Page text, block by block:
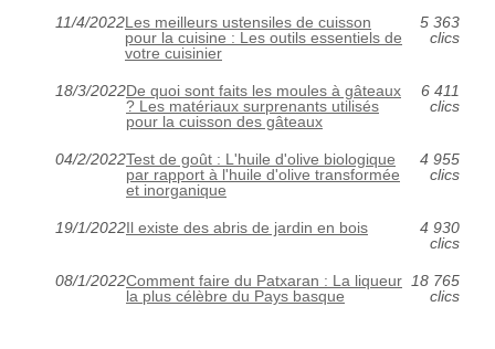
11/4/2022Les meilleurs ustensiles de cuisson
pour la cuisine : Les outils essentiels de
votre cuisinier
5 363
clics
18/3/2022De quoi sont faits les moules à gâteaux
? Les matériaux surprenants utilisés
pour la cuisson des gâteaux
6 411
clics
04/2/2022Test de goût : L'huile d'olive biologique
par rapport à l'huile d'olive transformée
et inorganique
4 955
clics
19/1/2022Il existe des abris de jardin en bois
4 930
clics
08/1/2022Comment faire du Patxaran : La liqueur
la plus célèbre du Pays basque
18 765
clics